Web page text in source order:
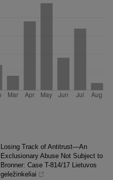
Losing Track of Antitrust—An
Exclusionary Abuse Not Subject to
Bronner: Case T-814/17 Lietuvos
geležinkeliai